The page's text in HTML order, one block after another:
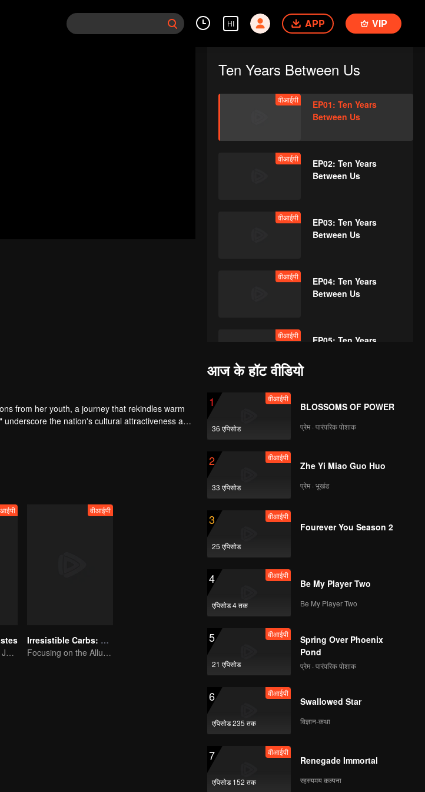
HI APP VIP
Ten Years Between Us
वीआईपी
EP01: Ten Years
Between Us
वीआईपी
EP02: Ten Years
Between Us
वीआईपी
EP03: Ten Years
Between Us
वीआईपी
EP04: Ten Years
Between Us
वीआईपी
EP05: Ten Years
वीआईपी
Between Us
वीआईपी
Between Us
from her youth, a journey that rekindles warm
the nation's cultural attractiveness and
further to discussions of social issues like the
Flavor Exploration Journey of Chen Xiaoqing
वीआईपी
Irresistible Carbs: Tempting Food Collection
Focusing on the Allure of Carbohydrate Staples
आज के हॉट वीडियो
1
36 एपिसोड
वीआईपी
BLOSSOMS OF POWER
प्रेम · पारंपरिक पोशाक
2
33 एपिसोड
वीआईपी
Zhe Yi Miao Guo Huo
प्रेम · भूखंड
3
25 एपिसोड
वीआईपी
Fourever You Season 2
4
एपिसोड 4 तक
वीआईपी
Be My Player Two
Be My Player Two
5
21 एपिसोड
वीआईपी
Spring Over Phoenix
Pond
प्रेम · पारंपरिक पोशाक
6
एपिसोड 235 तक
वीआईपी
Swallowed Star
विज्ञान-कथा
7
एपिसोड 152 तक
वीआईपी
Renegade Immortal
रहस्यमय कल्पना